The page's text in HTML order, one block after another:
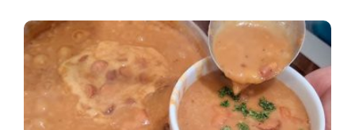
LANCHES
LASANHAS
LOW CARB